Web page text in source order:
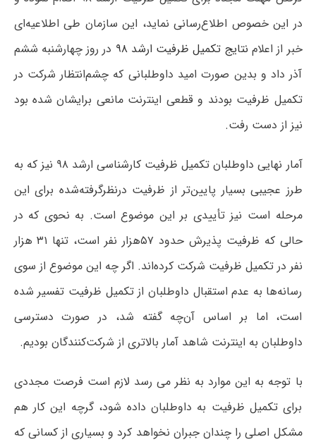
در این خصوص اطلاع‌رسانی نماید، این سازمان طی اطلاعیه‌ای
خبر از اعلام نتایج تکمیل ظرفیت ارشد ۹۸
در روز چهارشنبه ششم
آذر داد و بدین صورت امید داوطلبانی که چشم‌انتظار شرکت در
تکمیل ظرفیت بودند و قطعی اینترنت مانعی برایشان شده بود
نیز از دست رفت.
آمار نهایی داوطلبان تکمیل ظرفیت کارشناسی ارشد ۹۸ نیز که به
طرز عجیبی بسیار پایین‌تر از ظرفیت درنظرگرفته‌شده برای این
مرحله است نیز تأییدی بر این موضوع است. به نحوی که در
حالی که ظرفیت پذیرش حدود ۵۷هزار نفر است، تنها ۳۱ هزار
نفر در تکمیل ظرفیت شرکت کرده‌اند. اگر چه این موضوع از سوی
رسانه‌ها به عدم استقبال داوطلبان از تکمیل ظرفیت تفسیر شده
است، اما بر اساس آن‌چه گفته شد، در صورت دسترسی
داوطلبان به اینترنت شاهد آمار بالاتری از شرکت‌کنندگان بودیم.
با توجه به این موارد به نظر می رسد لازم است فرصت مجددی
برای تکمیل ظرفیت به داوطلبان داده شود، گرچه این کار هم
مشکل اصلی را چندان جبران نخواهد کرد و بسیاری از کسانی که